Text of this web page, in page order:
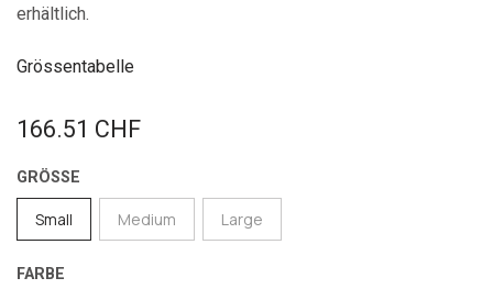
erhältlich.
Grössentabelle
166.51 CHF
GRÖSSE
Small Medium Large
FARBE